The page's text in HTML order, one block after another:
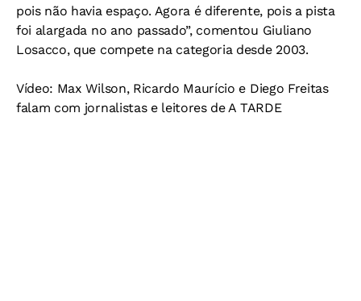
pois não havia espaço. Agora é diferente, pois a pista
foi alargada no ano passado”, comentou Giuliano
Losacco, que compete na categoria desde 2003.
Vídeo: Max Wilson, Ricardo Maurício e Diego Freitas
falam com jornalistas e leitores de A TARDE